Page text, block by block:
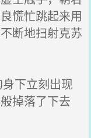
慌忙跳起来用
断地扫射克苏
下立刻出现
掉落了下去